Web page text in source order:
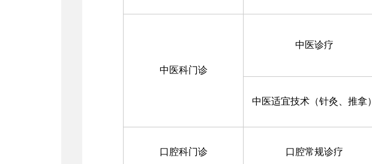
中医科门诊
中医诊疗
中医适宜技术（针灸、推拿）
口腔科门诊 口腔常规诊疗